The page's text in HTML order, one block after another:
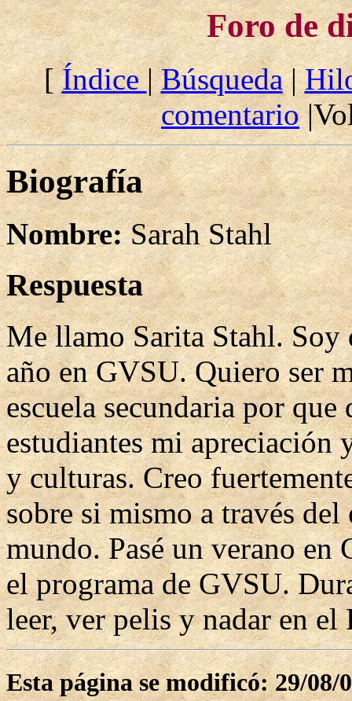
Foro de
[Índice|Búsqueda|
comentario
Biografía
Nombre:Sarah Stahl
Respuesta
Me llamo Sarita Stahl.
año en GVSU. Quiero ser
escuela secundaria por
estudiantes mi apreciación
y culturas. Creo
sobre si mismo a través
mundo. Pasé un verano en
el programa de GVSU.
leer, ver pelis y nadar en
Esta página se modificó: 29/08/